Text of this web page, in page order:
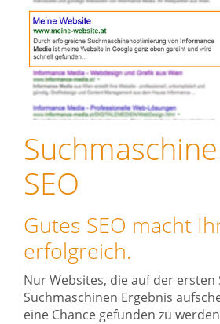
SEO
Gutes SEO macht
erfolgreich.
Nur Websites, die auf der ersten
Suchmaschinen Ergebnis
eine Chance gefunden zu